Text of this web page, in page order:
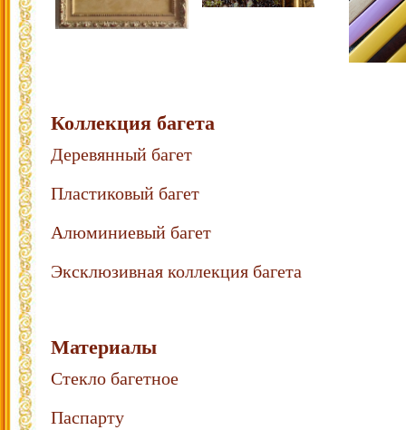
Коллекция багета
Деревянный багет
Пластиковый багет
Алюминиевый багет
Эксклюзивная коллекция багета
Материалы
Стекло багетное
Паспарту